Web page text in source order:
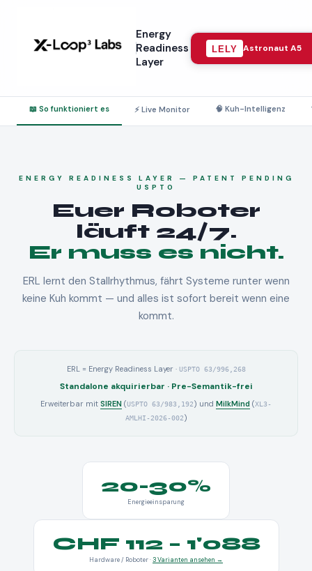
Energy
Readiness
Layer
LELY Astronaut A5
📖 So funktioniert es ⚡ Live Monitor 🧠 Kuh-Intelligenz
ENERGY READINESS LAYER — PATENT PENDING
USPTO
Euer Roboter
läuft 24/7.
Er muss es nicht.
ERL lernt den Stallrhythmus, fährt Systeme runter wenn
keine Kuh kommt — und alles ist sofort bereit wenn eine
kommt.
ERL = Energy Readiness Layer · USPTO 63/996,268
Standalone akquirierbar · Pre-Semantik-frei
Erweiterbar mit SIREN (USPTO 63/983,192) und MilkMind (XL3-
AMLHI-2026-002)
20-30%
Energieeinsparung
CHF 112 – 1'088
Hardware / Roboter ·3 Varianten ansehen →